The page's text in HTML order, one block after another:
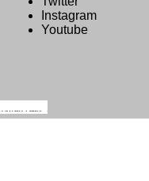
Instagram
Youtube